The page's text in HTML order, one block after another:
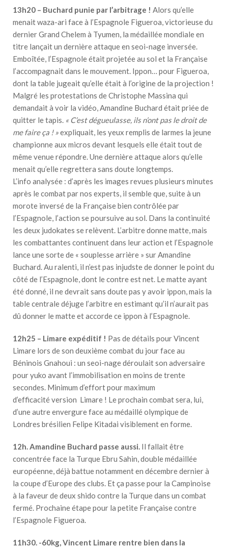
13h20 – Buchard punie par l’arbitrage ! Alors qu’elle
menait waza-ari face à l’Espagnole Figueroa, victorieuse du
dernier Grand Chelem à Tyumen, la médaillée mondiale en
titre lançait un dernière attaque en seoi-nage inversée.
Emboîtée, l’Espagnole était projetée au sol et la Française
l’accompagnait dans le mouvement. Ippon… pour Figueroa,
dont la table jugeait qu’elle était à l’origine de la projection !
Malgré les protestations de Christophe Massina qui
demandait à voir la vidéo, Amandine Buchard était priée de
quitter le tapis. « C’est dégueulasse, ils n’ont pas le droit de
me faire ça ! »expliquait, les yeux remplis de larmes la jeune
championne aux micros devant lesquels elle était tout de
même venue répondre. Une dernière attaque alors qu’elle
menait qu’elle regrettera sans doute longtemps.
L’info analysée : d’après les images revues plusieurs minutes
après le combat par nos experts, il semble que, suite à un
morote inversé de la Française bien contrôlée par
l’Espagnole, l’action se poursuive au sol. Dans la continuité
les deux judokates se relèvent. L’arbitre donne matte, mais
les combattantes continuent dans leur action et l’Espagnole
lance une sorte de « souplesse arrière » sur Amandine
Buchard. Au ralenti, il n’est pas injudste de donner le point du
côté de l’Espagnole, dont le contre est net. Le matte ayant
été donné, il ne devrait sans doute pas y avoir ippon, mais la
table centrale déjuge l’arbitre en estimant qu’il n’aurait pas
dû donner le matte et accorde ce ippon à l’Espagnole.
12h25 – Limare expéditif ! Pas de détails pour Vincent
Limare lors de son deuxième combat du jour face au
Béninois Gnahoui : un seoi-nage déroulait son adversaire
pour yuko avant l’immobilisation en moins de trente
secondes. Minimum d’effort pour maximum
d’efficacité version Limare ! Le prochain combat sera, lui,
d’une autre envergure face au médaillé olympique de
Londres brésilien Felipe Kitadai visiblement en forme.
12h. Amandine Buchard passe aussi. Il fallait être
concentrée face la Turque Ebru Sahin, double médaillée
européenne, déjà battue notamment en décembre dernier à
la coupe d’Europe des clubs. Et ça passe pour la Campinoise
à la faveur de deux shido contre la Turque dans un combat
fermé. Prochaine étape pour la petite Française contre
l’Espagnole Figueroa.
11h30. -60kg, Vincent Limare rentre bien dans la